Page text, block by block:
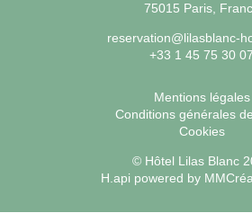
75015 Paris,
reservation@lilasblanc-
+33 1 45 75 30 07
Mentions légales
Conditions générales
Cookies
© Hôtel Lilas Blanc
H.api powered by